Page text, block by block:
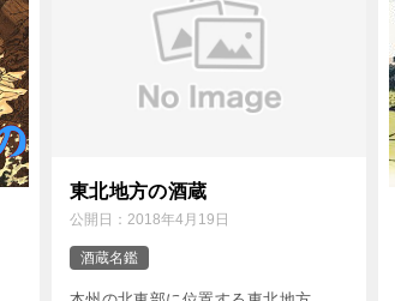
東北地方の酒蔵
公開日： 2018年4月19日
酒蔵名鑑